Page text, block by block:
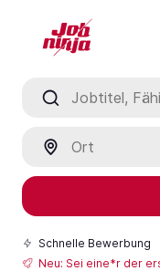
Schnelle Bewerbung
Neu: Sei eine*r der